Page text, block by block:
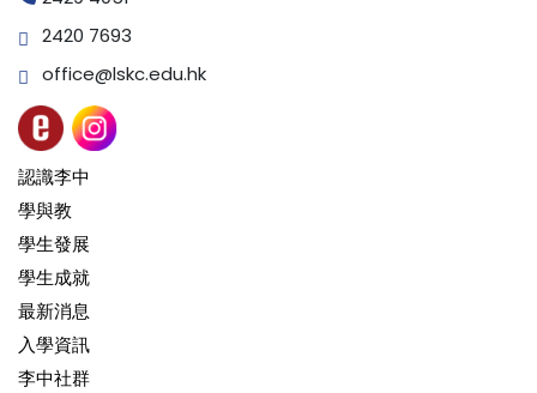
2420 7693
office@lskc.edu.hk
認識李中
學與教
學生發展
學生成就
最新消息
入學資訊
李中社群